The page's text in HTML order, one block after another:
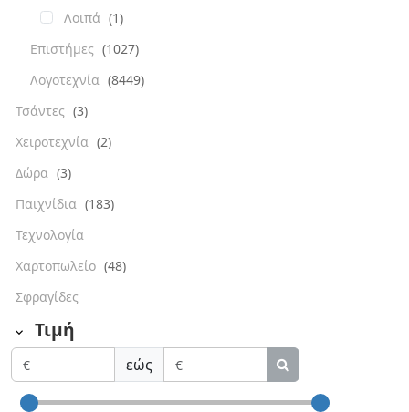
Λοιπά (1)
Επιστήμες (1027)
Λογοτεχνία (8449)
Τσάντες (3)
Χειροτεχνία (2)
Δώρα (3)
Παιχνίδια (183)
Τεχνολογία
Χαρτοπωλείο (48)
Σφραγίδες
Τιμή
εώς